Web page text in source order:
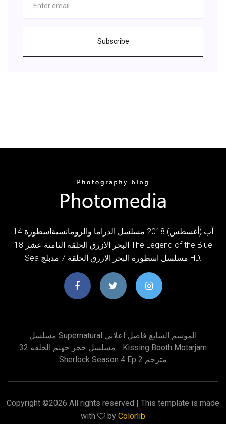
Subscribe
14 آب (أغسطس) 2018 مسلسل الدراما والرومانسيةاسطورة
البحر الازرق الحلقة الثامنة عشر 18 The Legend of the Blue
Sea مسلسل اسطورة البحر الازرق الحلقة 7 مدبلج HD.
مسلسل Supernatural الموسم السابع فاصل اعلاني
مسلسل حجر جهنم الحلقه 32
Kissing Booth Motarjam
Sherlock Season 4 Ep 2 مترجم
Copyright ©2026 All rights reserved | This template is made
with
by Colorlib